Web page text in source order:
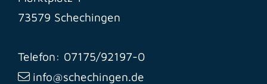
73579 Schechingen
Telefon: 07175/92197-0
info@schechingen.de